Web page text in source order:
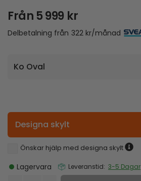
Från 5 999 kr
Delbetalning från 322 kr/månad
Designa skylt
Önskar hjälp med designa skylt
Lagervara Leveranstid: 3-5 Dagar